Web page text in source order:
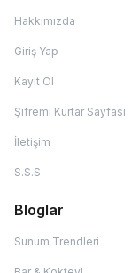
Hakkımızda
Giriş Yap
Kayıt Ol
Şifremi Kurtar Sayfası
İletişim
S.S.S
Bloglar
Sunum Trendleri